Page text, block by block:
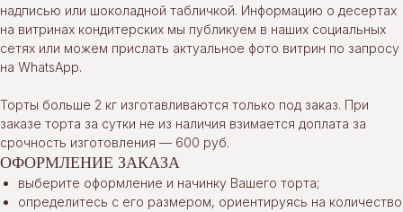
надписью или шоколадной табличкой. Информацию о десертах
на витринах кондитерских мы публикуем в наших социальных
сетях или можем прислать актуальное фото витрин по запросу
на WhatsApp.
Торты больше 2 кг изготавливаются только под заказ. При
заказе торта за сутки не из наличия взимается доплата за
срочность изготовления — 600 руб.
ОФОРМЛЕНИЕ ЗАКАЗА
выберите оформление и начинку Вашего торта;
определитесь с его размером, ориентируясь на количество